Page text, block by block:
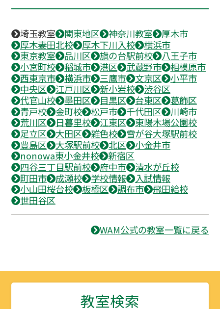
埼玉教室 関東地区 神奈川教室
厚木市
厚木妻田北校
厚木下川入校
横浜市
東京教室
品川区 旗の台駅前校
八王子市
小宮町校
稲城市 港区 武蔵野市
相模原市
西東京市
横浜市 三鷹市 文京区
小平市
中央区
江戸川区 新小岩校
渋谷区
代官山校
墨田区 目黒区 台東区
葛飾区
青戸校
金町校 松戸市 千代田区
川崎市
荒川区
日暮里校 江東区
東陽木場公園校
足立区
大田区 雑色校
雪が谷大塚駅前校
豊島区
大塚駅前校 北区
小金井市
nonowa東小金井校
新宿区
四谷三丁目駅前校
府中市
清水が丘校
町田市
成瀬校 学校情報
入試情報
小山田桜台校
板橋区 調布市
飛田給校
世田谷区
WAM公式の教室一覧に戻る
教室検索